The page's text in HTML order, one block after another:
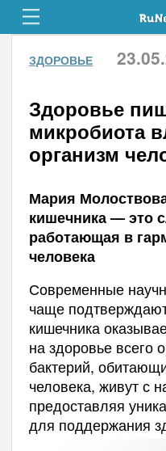
ЗДОРОВЬЕ
Здоровье
микробиота
организм
Мария
кишечника — это
работающая в
человека
Современные
чаще
кишечника
на здоровье всего
бактерий,
человека, живут с
предоставляя
для поддержания